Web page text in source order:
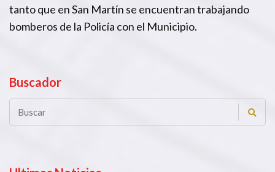
tanto que en San Martín se encuentran trabajando
bomberos de la Policía con el Municipio.
Buscador